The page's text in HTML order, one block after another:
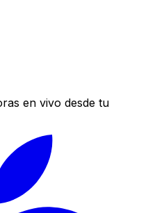
en vivo desde tu